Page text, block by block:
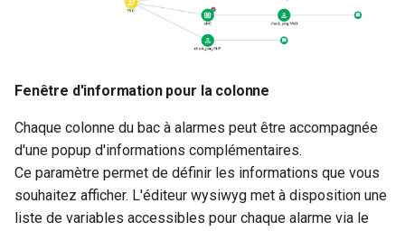
Fenêtre d'information pour la colonne
Chaque colonne du bac à alarmes peut être accompagnée
d'une popup d'informations complémentaires.
Ce paramètre permet de définir les informations que vous
souhaitez afficher. L'éditeur wysiwyg met à disposition une
liste de variables accessibles pour chaque alarme via le